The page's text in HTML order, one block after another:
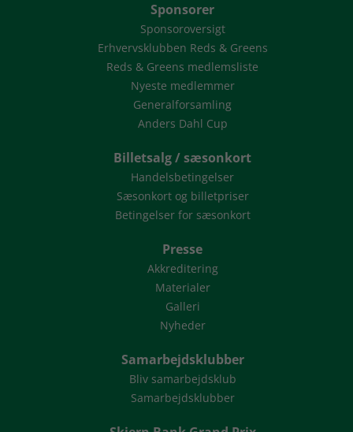
Sponsorer
Sponsoroversigt
Erhvervsklubben Reds & Greens
Reds & Greens medlemsliste
Nyeste medlemmer
Generalforsamling
Anders Dahl Cup
Billetsalg / sæsonkort
Handelsbetingelser
Sæsonkort og billetpriser
Betingelser for sæsonkort
Presse
Akkreditering
Materialer
Galleri
Nyheder
Samarbejdsklubber
Bliv samarbejdsklub
Samarbejdsklubber